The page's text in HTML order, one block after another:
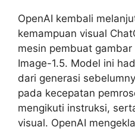
OpenAI kembali
kemampuan visual
mesin pembuat
Image-1.5. Model ini
dari generasi
pada kecepatan
mengikuti instruksi,
visual. OpenAI